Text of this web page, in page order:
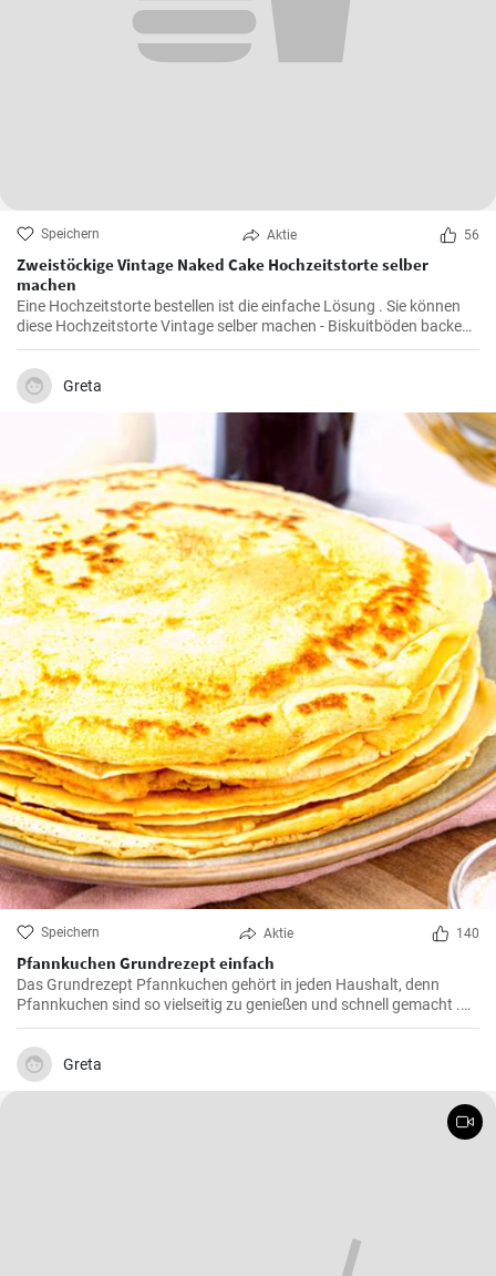
Speichern Aktie 56
Zweistöckige Vintage Naked Cake Hochzeitstorte selber
machen
Eine Hochzeitstorte bestellen ist die einfache Lösung . Sie können
diese Hochzeitstorte Vintage selber machen - Biskuitböden backen
und mit Mascarpone Quark Creme füllen . Den Abschluß des Naked
Cake bilden viele bunte Beeren und Früchte.
Greta
Speichern Aktie 140
Pfannkuchen Grundrezept einfach
Das Grundrezept Pfannkuchen gehört in jeden Haushalt, denn
Pfannkuchen sind so vielseitig zu genießen und schnell gemacht .
Süß oder herzhaft gefüllt sind die Pfannkuchen mit Milch und Eiern
ein Genuß für groß und klein .
Greta